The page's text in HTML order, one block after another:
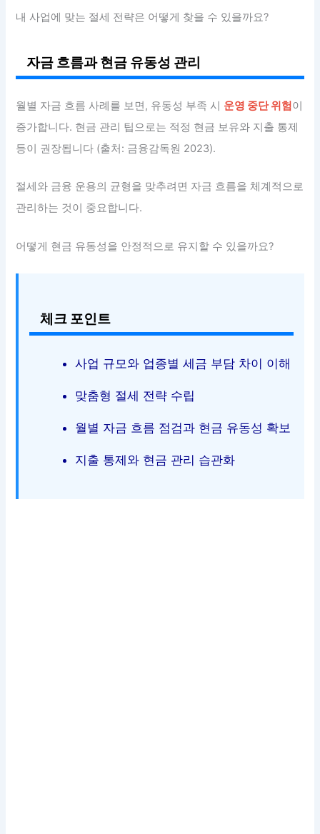
내 사업에 맞는 절세 전략은 어떻게 찾을 수 있을까요?
자금 흐름과 현금 유동성 관리
월별 자금 흐름 사례를 보면, 유동성 부족 시 운영 중단 위험이
증가합니다. 현금 관리 팁으로는 적정 현금 보유와 지출 통제
등이 권장됩니다 (출처: 금융감독원 2023).
절세와 금융 운용의 균형을 맞추려면 자금 흐름을 체계적으로
관리하는 것이 중요합니다.
어떻게 현금 유동성을 안정적으로 유지할 수 있을까요?
체크 포인트
사업 규모와 업종별 세금 부담 차이 이해
맞춤형 절세 전략 수립
월별 자금 흐름 점검과 현금 유동성 확보
지출 통제와 현금 관리 습관화